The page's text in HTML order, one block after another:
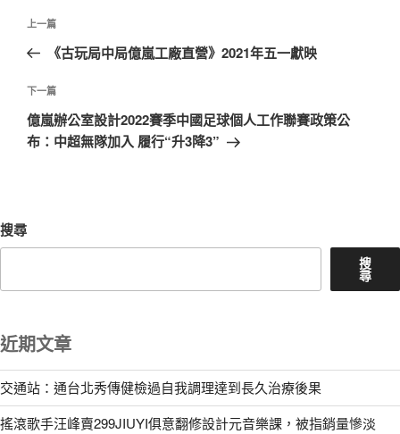
文
導
覽
上
一
文
章
上一篇
《古玩局中局億嵐工廠直營》2021年五一獻映
下
一
篇
下一篇
億嵐辦公室設計2022賽季中國足球個人工作聯賽政策公
布：中超無隊加入 履行“升3降3”
搜尋
搜
尋
近期文章
交通站：通台北秀傳健檢過自我調理達到長久治療後果
搖滾歌手汪峰賣299JIUYI俱意翻修設計元音樂課，被指銷量慘淡